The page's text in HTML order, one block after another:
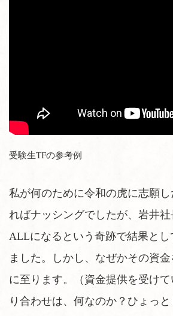
受験生TFの参考例
私が何のために令和の虎に志願
ればナッシングでしたが、岩井
ALLになるという奇跡で結果とし
ました。しかし、なぜかその資
に至ります。（資金提供を受け
り合わせは、何なのか？ひょっ